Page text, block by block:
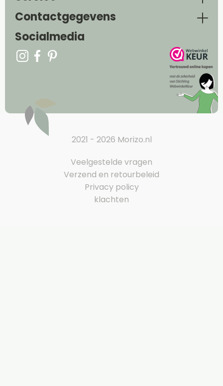
Contactgegevens
Socialmedia
2021 - 2026 Morizo.nl
Veelgestelde vragen
Verzend en retourbeleid
Privacy policy
klachten